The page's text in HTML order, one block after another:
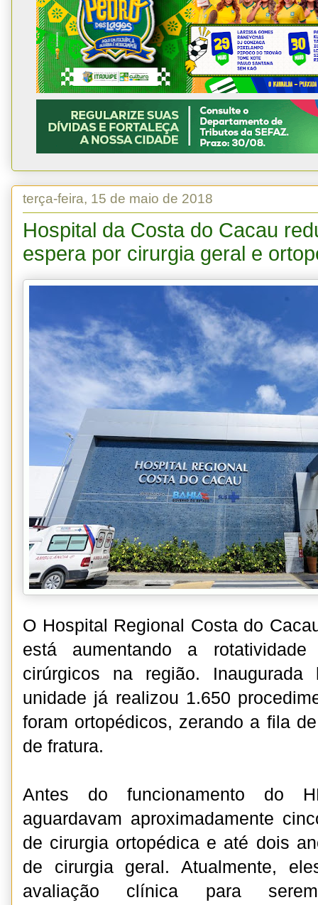
terça-feira, 15 de maio de 2018
Hospital da Costa do Cacau
espera por cirurgia geral e
O Hospital Regional Costa do
está aumentando a rotatividade
cirúrgicos na região.
unidade já realizou 1.650
foram ortopédicos, zerando a fila
de fratura.
Antes do funcionamento do
aguardavam aproximadamente
de cirurgia ortopédica e até dois
de cirurgia geral. Atualmente,
avaliação clínica para